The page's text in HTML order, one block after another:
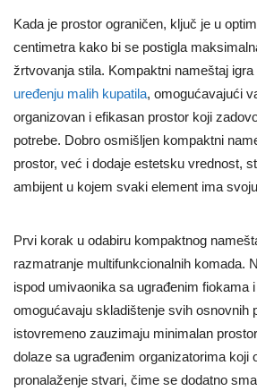
Kada je prostor ograničen, ključ je u
centimetra kako bi se postigla
žrtvovanja stila. Kompaktni nameštaj igra
uređenju malih kupatila, omogućavajući
organizovan i efikasan prostor koji
potrebe. Dobro osmišljen kompaktni
prostor, već i dodaje estetsku vrednost,
ambijent u kojem svaki element ima
Prvi korak u odabiru kompaktnog
razmatranje multifunkcionalnih komada.
ispod umivaonika sa ugrađenim fiokama
omogućavaju skladištenje svih osnovnih
istovremeno zauzimaju minimalan
dolaze sa ugrađenim organizatorima koji
pronalaženje stvari, čime se dodatno